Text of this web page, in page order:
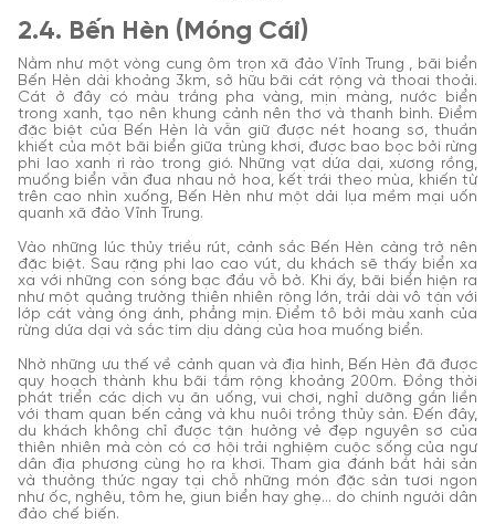
2.4. Bến Hèn (Móng Cái)
Nằm như một vòng cung ôm trọn xã đảo Vĩnh Trung , bãi biển
Bến Hèn dài khoảng 3km, sở hữu bãi cát rộng và thoai thoải.
Cát ở đây có màu trắng pha vàng, mịn màng, nước biển
trong xanh, tạo nên khung cảnh nên thơ và thanh bình. Điểm
đặc biệt của Bến Hèn là vẫn giữ được nét hoang sơ, thuần
khiết của một bãi biển giữa trùng khơi, được bao bọc bởi rừng
phi lao xanh rì rào trong gió. Những vạt dứa dại, xương rồng,
muống biển vẫn đua nhau nở hoa, kết trái theo mùa, khiến từ
trên cao nhìn xuống, Bến Hèn như một dải lụa mềm mại uốn
quanh xã đảo Vĩnh Trung.
Vào những lúc thủy triều rút, cảnh sắc Bến Hèn càng trở nên
đặc biệt. Sau rặng phi lao cao vút, du khách sẽ thấy biển xa
xa với những con sóng bạc đầu vỗ bờ. Khi ấy, bãi biển hiện ra
như một quảng trường thiên nhiên rộng lớn, trải dài vô tận với
lớp cát vàng óng ánh, phẳng mịn. Điểm tô bởi màu xanh của
rừng dứa dại và sắc tím dịu dàng của hoa muống biển.
Nhờ những ưu thế về cảnh quan và địa hình, Bến Hèn đã được
quy hoạch thành khu bãi tắm rộng khoảng 200m. Đồng thời
phát triển các dịch vụ ăn uống, vui chơi, nghỉ dưỡng gắn liền
với tham quan bến cảng và khu nuôi trồng thủy sản. Đến đây,
du khách không chỉ được tận hưởng vẻ đẹp nguyên sơ của
thiên nhiên mà còn có cơ hội trải nghiệm cuộc sống của ngư
dân địa phương cùng họ ra khơi. Tham gia đánh bắt hải sản
và thưởng thức ngay tại chỗ những món đặc sản tươi ngon
như ốc, nghêu, tôm he, giun biển hay ghẹ… do chính người dân
đảo chế biến.